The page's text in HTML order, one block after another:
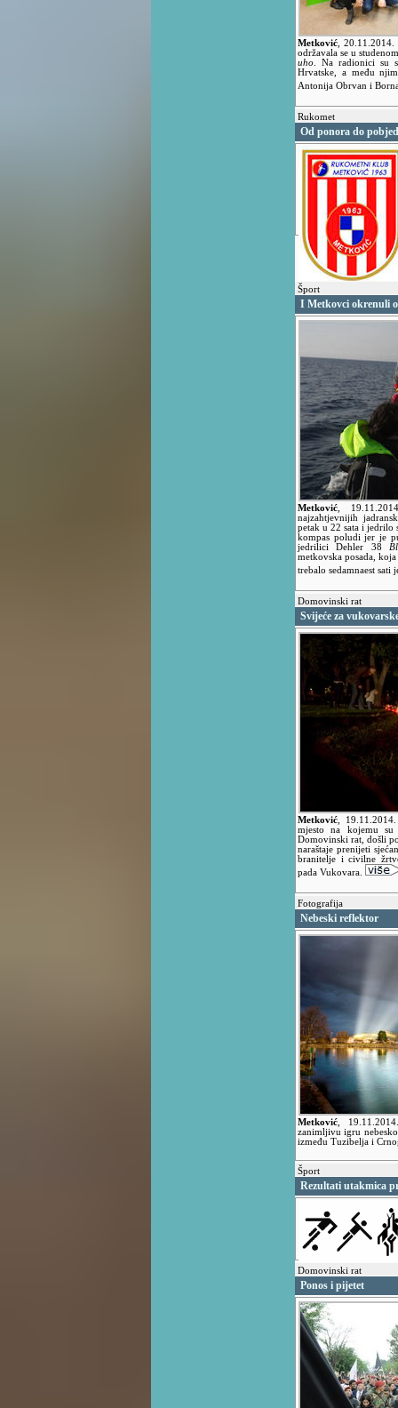
Metković 20.11.2014.
održavala se u
uho . Na radionici su
Hrvatske, a među
Antonija Obrvan i
Rukomet
Od ponora do
Šport
I Metkovci okrenuli
Metković
najzahtjevnijih
petak u 22 sata i jedrilo
kompas poludi jer je
jedrilici Dehler 38
metkovska posada,
trebalo sedamnaest sati
Domovinski rat
Svijeće za
Metković
mjesto na kojemu
Domovinski rat, došli
naraštaje prenijeti
branitelje i civilne
pada Vukovara.
Fotografija
Nebeski reflektor
Metković
zanimljivu igru
između Tuzibelja i
Šport
Rezultati utakmica
Domovinski rat
Ponos i pijetet